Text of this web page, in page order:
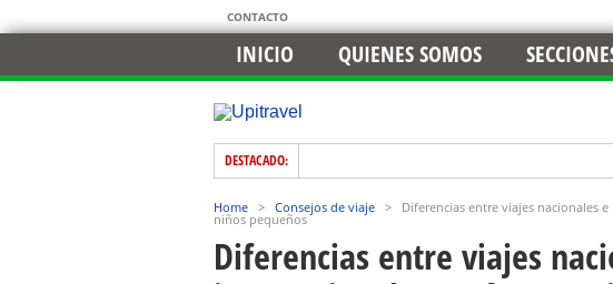
CONTACTO
INICIO QUIENES SOMOS
DESTACADO:
Home > Consejos de viaje > Diferencias entre viajes nacionales
niños pequeños
Diferencias entre viajes